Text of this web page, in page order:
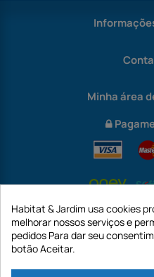
Minha área
Habitat & Jardim usa cookies
melhorar nossos serviços e
pedidos Para dar seu
botão Aceitar.